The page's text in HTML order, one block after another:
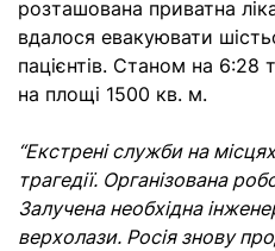
розташована приватна
вдалося евакуювати
пацієнтів. Станом на 6:28
на площі 1500 кв. м.
“Екстрені служби на
трагедії. Організована
Залучена необхідна
верхолази. Росія знову